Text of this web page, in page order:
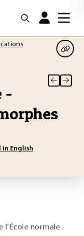
-
in English
l’École normale